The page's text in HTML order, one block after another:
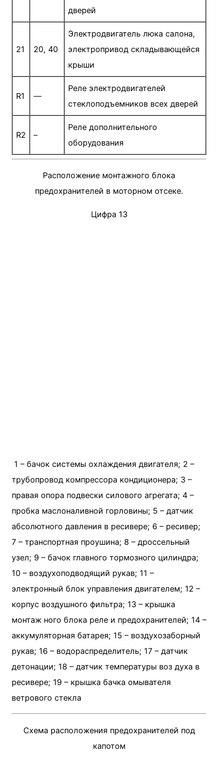
дверей
21 20, 40
Электродвигатель люка салона,
электропривод складывающейся
крыши
R1 —
Реле электродвигателей
стеклоподъемников всех дверей
R2 –
Реле дополнительного
оборудования
Расположение монтажного блока
предохранителей в моторном отсеке.
Цифра 13
1 – бачок системы охлаждения двигателя; 2 –
трубопровод компрессора кондиционера; 3 –
правая опора подвески силового агрегата; 4 –
пробка маслоналивной горловины; 5 – датчик
абсолютного давления в ресивере; 6 – ресивер;
7 – транспортная проушина; 8 – дроссельный
узел; 9 – бачок главного тормозного цилиндра;
10 – воздухоподводящий рукав; 11 –
электронный блок управления двигателем; 12 –
корпус воздушного фильтра; 13 – крышка
монтаж­ ного блока реле и предохранителей; 14 –
аккумуляторная батарея; 15 – воздухозаборный
рукав; 16 – водораспределитель; 17 – датчик
детонации; 18 – датчик температуры воз­ духа в
ресивере; 19 – крышка бачка омывателя
ветрового стекла
Схема расположения предохранителей под
капотом